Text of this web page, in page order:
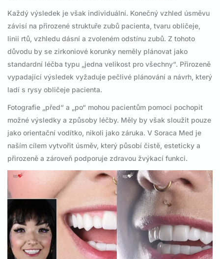
Každý výsledek je však individuální. Konečný vzhled úsměvu
závisí na přirozené struktuře zubů pacienta, tvaru obličeje,
linii rtů, vzhledu dásní a zvoleném odstínu zubů. Z tohoto
důvodu by se zirkoniové korunky neměly plánovat jako
standardní léčba typu „jedna velikost pro všechny“. Přirozeně
vypadající výsledek vyžaduje pečlivé plánování a návrh, který
ladí s rysy obličeje pacienta.
Fotografie „před“ a „po“ mohou pacientům pomoci pochopit
možné výsledky a způsoby léčby. Měly by však sloužit pouze
jako orientační vodítko, nikoli jako záruka. V Soraca Med je
naším cílem vytvořit úsměv, který působí čistě, esteticky a
přirozeně a zároveň podporuje zdravou žvýkací funkci.